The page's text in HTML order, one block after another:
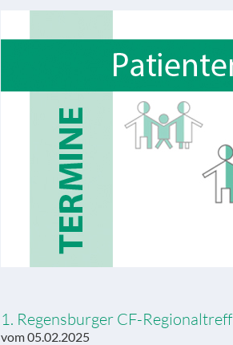
1. Regensburger CF-Regionaltreff
vom 05.02.2025